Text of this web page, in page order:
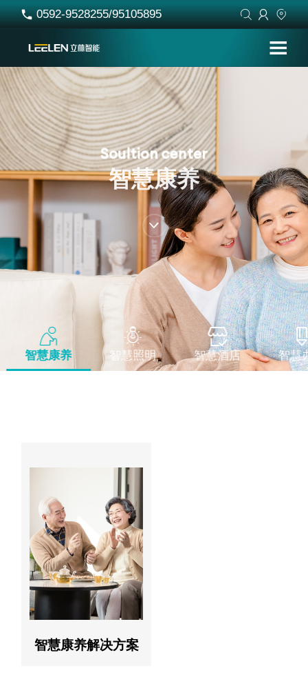
 0592-9528255/95105895   
Soultioncenter
智慧康养


智慧康养

智慧照明

智慧酒店 智慧
智慧康养解决方案